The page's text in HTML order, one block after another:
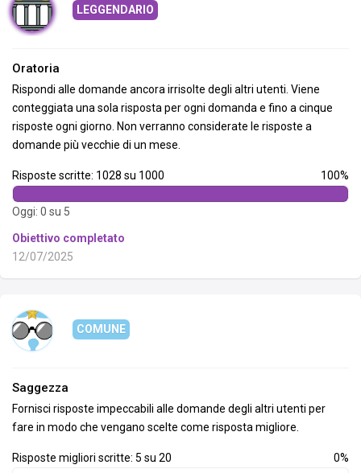
LEGGENDARIO
Oratoria
Rispondi alle domande ancora irrisolte degli altri utenti. Viene
conteggiata una sola risposta per ogni domanda e fino a cinque
risposte ogni giorno. Non verranno considerate le risposte a
domande più vecchie di un mese.
Risposte scritte: 1028 su 1000 100%
Oggi: 0 su 5
Obiettivo completato
12/07/2025
COMUNE
Saggezza
Fornisci risposte impeccabili alle domande degli altri utenti per
fare in modo che vengano scelte come risposta migliore.
Risposte migliori scritte: 5 su 20 0%